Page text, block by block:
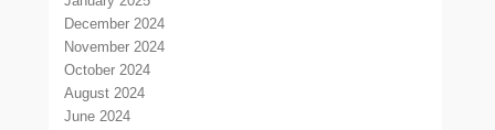
December 2024
November 2024
October 2024
August 2024
June 2024